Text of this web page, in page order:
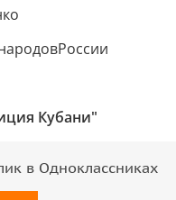
Кубани"
в Одноклассниках